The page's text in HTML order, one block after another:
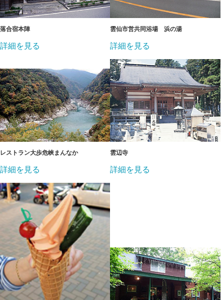
落合宿本陣
詳細を見る
雲仙市営共同浴場 浜の湯
詳細を見る
レストラン大歩危峡まんなか
詳細を見る
雲辺寺
詳細を見る